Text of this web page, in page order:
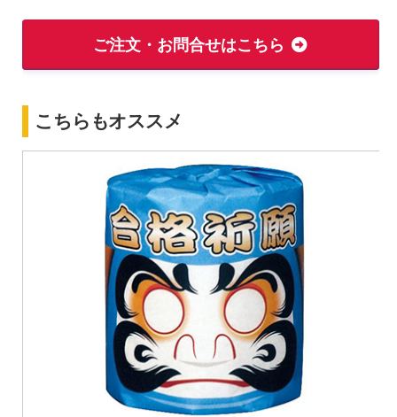
ご注文・お問合せはこちら
こちらもオススメ